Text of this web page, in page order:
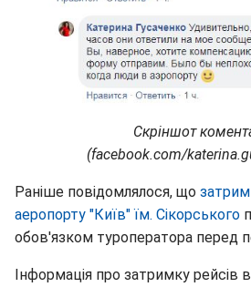
Скріншот
(facebook.com/
Раніше повідомлялося, що
аеропорту "Київ" їм. Сікорського
обов'язком туроператора перед
Інформація про затримку рейсів